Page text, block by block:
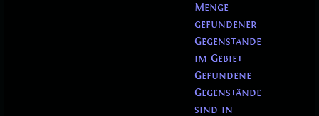
Menge
gefundener
Gegenstände
im Gebiet
Gefundene
Gegenstände
sind in